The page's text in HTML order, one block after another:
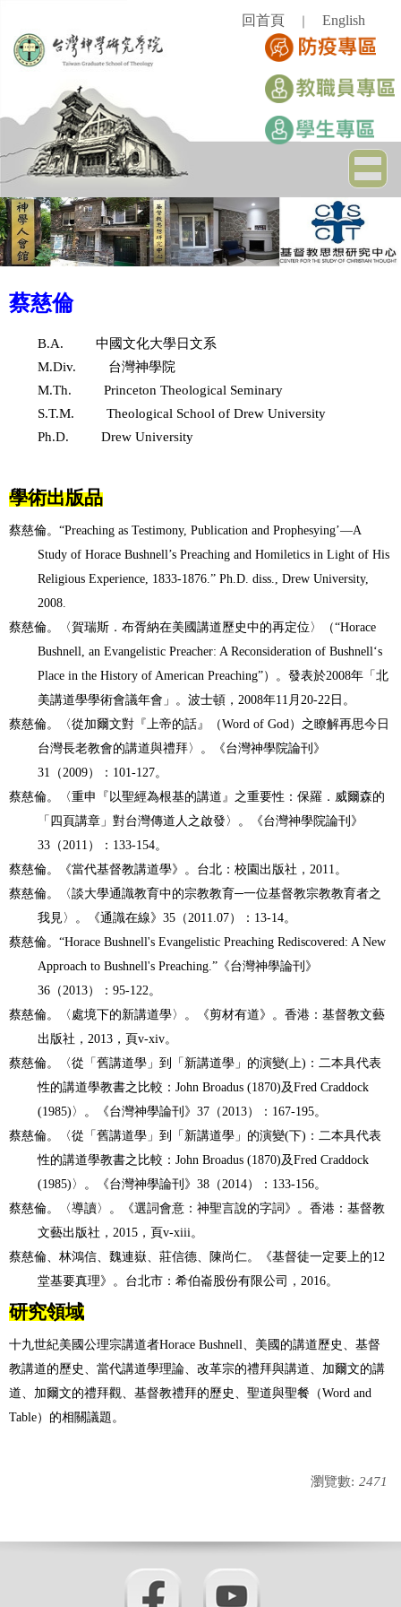
主
區
回首頁 English
蔡慈倫
B.A. 中國文化大學日文系
M.Div. 台灣神學院
M.Th. Princeton Theological Seminary
S.T.M. Theological School of Drew University
Ph.D. Drew University
學術出版品
蔡慈倫。 “Preaching as Testimony, Publication and Prophesying’—A
Study of Horace Bushnell’s Preaching and Homiletics in Light of His
Religious Experience, 1833-1876.” Ph.D. diss., Drew University,
2008.
蔡慈倫。〈賀瑞斯．布胥納在美國講道歷史中的再定位〉（“Horace
Bushnell, an Evangelistic Preacher: A Reconsideration of Bushnell‘s
Place in the History of American Preaching”）。發表於2008年「北
美講道學學術會議年會」。波士頓， 2008年11 月 20-22 日。
蔡慈倫。〈從加爾文對『上帝的話』（Word of God ）之瞭解再思今日
台灣長老教會的講道與禮拜〉。《台灣神學院論刊》
31
（ 2009）： 101-127。
蔡慈倫。〈重申『以聖經為根基的講道』之重要性：保羅．威爾森的
「四頁講章」對台灣傳道人之啟發〉。《台灣神學院論刊》
33 （ 2011 ）： 133-154。
蔡慈倫。《當代基督教講道學》。台北：校園出版社， 2011 。
蔡慈倫。〈談大學通識教育中的宗教教育─一位基督教宗教教育者之
我見〉。《通識在線》 35 （ 2011.07）： 13-14。
蔡慈倫。 “Horace Bushnell's Evangelistic Preaching Rediscovered: A New
Approach to Bushnell's Preaching.” 《台灣神學論刊》
36 （ 2013）： 95-122 。
蔡慈倫。〈處境下的新講道學〉。《剪材有道》。香港：基督教文藝
出版社， 2013 ，頁v-xiv。
蔡慈倫。〈從「舊講道學」到「新講道學」的演變( 上) ：二本具代表
性的講道學教書之比較： John Broadus (1870)及Fred Craddock
(1985) 〉。《台灣神學論刊》 37 （ 2013）： 167-195。
蔡慈倫。〈從「舊講道學」到「新講道學」的演變(下) ：二本具代表
性的講道學教書之比較： John Broadus (1870)及Fred Craddock
(1985) 〉。《台灣神學論刊》 38 （ 2014）： 133-156。
蔡慈倫。〈導讀〉。
《選詞會意：神聖言說的字詞》。香港：基督教
文藝出版社， 2015 ，頁v-xiii 。
蔡慈倫、林鴻信、魏連嶽、莊信德、陳尚仁。《基督徒一定要上的12
堂基要真理》。台北市：希伯崙股份有限公司， 2016。
研究領域
十九世紀美國公理宗講道者Horace Bushnell 、美國的講道歷史、基督
教講道的歷史、當代講道學理論、改革宗的禮拜與講道、加爾文的講
道、加爾文的禮拜觀、基督教禮拜的歷史、聖道與聖餐（Word and
Table）的相關議題。
瀏覽數: 2471